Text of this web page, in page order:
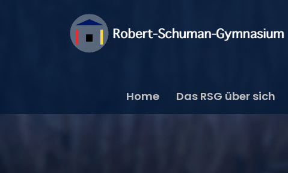
Home Das RSG über sich